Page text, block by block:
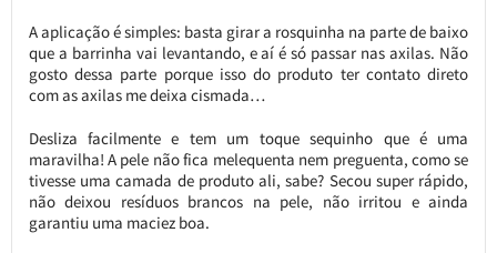
A aplicação é simples: basta girar a rosquinha na parte de baixo
que a barrinha vai levantando, e aí é só passar nas axilas. Não
gosto dessa parte porque isso do produto ter contato direto
com as axilas me deixa cismada…
Desliza facilmente e tem um toque sequinho que é uma
maravilha! A pele não fica melequenta nem preguenta, como se
tivesse uma camada de produto ali, sabe? Secou super rápido,
não deixou resíduos brancos na pele, não irritou e ainda
garantiu uma maciez boa.